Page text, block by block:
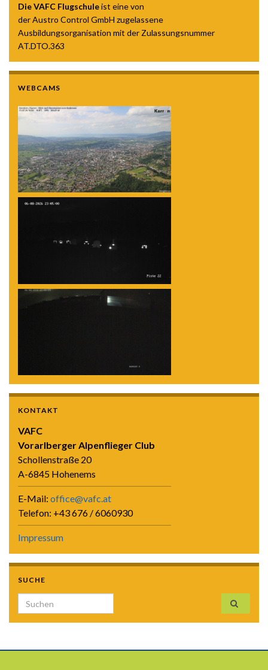
Die VAFC Flugschuleist eine von
der Austro Control GmbH zugelassene
Ausbildungsorganisation mit der Zulassungsnummer
AT.DTO.363
WEBCAMS
KONTAKT
VAFC
Vorarlberger Alpenflieger Club
Schollenstraße 20
A-6845 Hohenems
E-Mail: office@vafc.at
Telefon: +43 676 / 6060930
Impressum
SUCHE
Search for: